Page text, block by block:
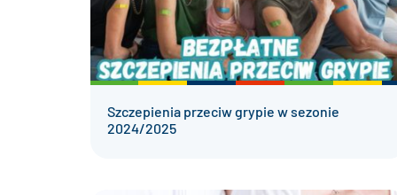
Szczepienia przeciw grypie w sezonie
2024/2025